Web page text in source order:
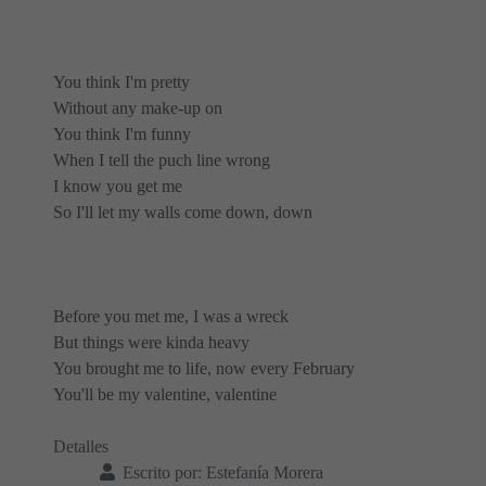
You think I'm pretty
Without any make-up on
You think I'm funny
When I tell the puch line wrong
I know you get me
So I'll let my walls come down, down
Before you met me, I was a wreck
But things were kinda heavy
You brought me to life, now every February
You'll be my valentine, valentine
Detalles
Escrito por: Estefanía Morera